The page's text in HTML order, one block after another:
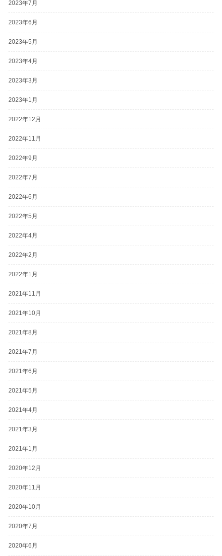
2023年7月
2023年6月
2023年5月
2023年4月
2023年3月
2023年1月
2022年12月
2022年11月
2022年9月
2022年7月
2022年6月
2022年5月
2022年4月
2022年2月
2022年1月
2021年11月
2021年10月
2021年8月
2021年7月
2021年6月
2021年5月
2021年4月
2021年3月
2021年1月
2020年12月
2020年11月
2020年10月
2020年7月
2020年6月